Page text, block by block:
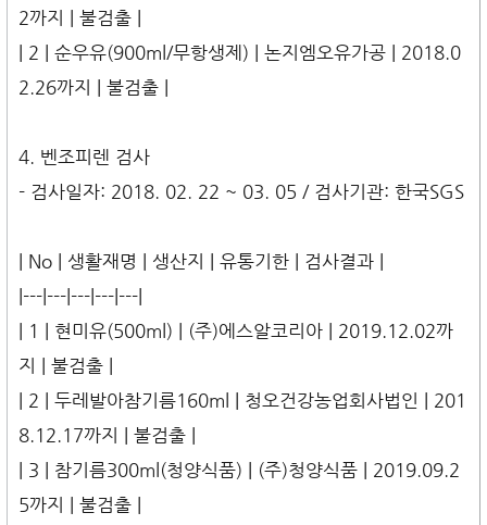
2까지 | 불검출 |
| 2 | 순우유(900ml/무항생제) | 논지엠오유가공 | 2018.0
2.26까지 | 불검출 |
4. 벤조피렌 검사
- 검사일자: 2018. 02. 22 ~ 03. 05 / 검사기관: 한국SGS
| No | 생활재명 | 생산지 | 유통기한 | 검사결과 |
|---|---|---|---|---|
| 1 | 현미유(500ml) | (주)에스알코리아 | 2019.12.02까
지 | 불검출 |
| 2 | 두레발아참기름160ml | 청오건강농업회사법인 | 201
8.12.17까지 | 불검출 |
| 3 | 참기름300ml(청양식품) | (주)청양식품 | 2019.09.2
5까지 | 불검출 |